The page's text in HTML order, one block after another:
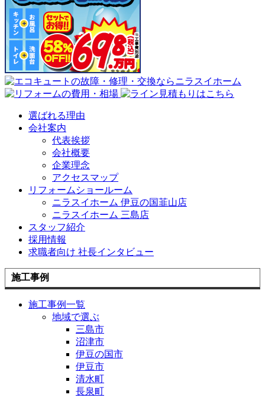
選ばれる理由
会社案内
代表挨拶
会社概要
企業理念
アクセスマップ
リフォームショールーム
ニラスイホーム 伊豆の国韮山店
ニラスイホーム 三島店
スタッフ紹介
採用情報
求職者向け 社長インタビュー
施工事例
施工事例一覧
地域で選ぶ
三島市
沼津市
伊豆の国市
伊豆市
清水町
長泉町